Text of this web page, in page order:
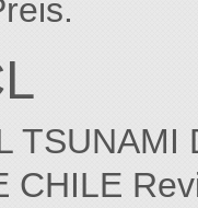
CHILE